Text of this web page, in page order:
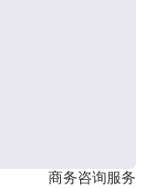
商务咨询服务